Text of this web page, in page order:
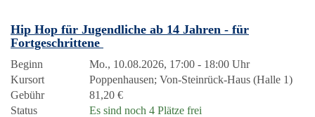
Hip Hop für Jugendliche ab 14 Jahren - für
Fortgeschrittene
Beginn
Mo., 10.08.2026, 17:00 - 18:00 Uhr
Kursort
Poppenhausen; Von-Steinrück-Haus (Halle 1)
Gebühr
81,20 €
Status
Es sind noch 4 Plätze frei